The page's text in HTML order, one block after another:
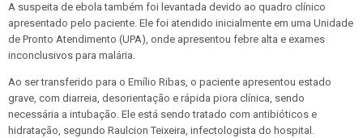
A suspeita de ebola também foi levantada devido ao quadro clínico
apresentado pelo paciente. Ele foi atendido inicialmente em uma Unidade
de Pronto Atendimento (UPA), onde apresentou febre alta e exames
inconclusivos para malária.
Ao ser transferido para o Emílio Ribas, o paciente apresentou estado
grave, com diarreia, desorientação e rápida piora clínica, sendo
necessária a intubação. Ele está sendo tratado com antibióticos e
hidratação, segundo Raulcion Teixeira, infectologista do hospital.